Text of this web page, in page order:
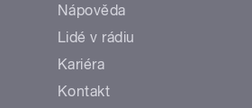
Nápověda
Lidé v rádiu
Kariéra
Kontakt